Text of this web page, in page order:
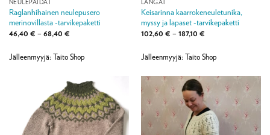
NEULEPAIDAT
Raglanhihainen neulepusero
merinovillasta -tarvikepaketti
46,40 € – 68,40 €Hintaluokka:
68,40 €
Jälleenmyyjä: Taito Shop
LANGAT
Keisarinna kaarrokeneuletunika,
myssy ja lapaset -tarvikepaketti
102,60 € – 187,10 €Hintaluokka:
187,10 €
Jälleenmyyjä: Taito Shop